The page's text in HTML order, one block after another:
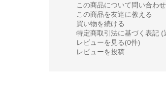
この商品について問い合わ
この商品を友達に教える
買い物を続ける
特定商取引法に基づく表記 (
レビューを見る(0件)
レビューを投稿